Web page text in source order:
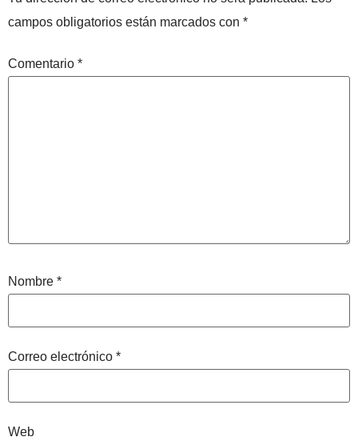
campos obligatorios están marcados con *
Comentario *
Nombre *
Correo electrónico *
Web